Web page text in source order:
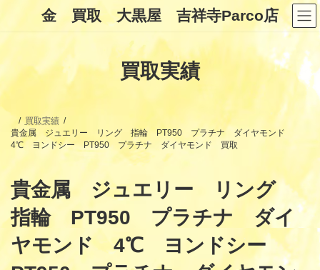
ン
キ
ッ
ー
に
移
金 買取 大黒屋 吉祥寺Parco店
買取実績
買取実績
貴金属 ジュエリー リング 指輪 PT950 プラチナ ダイヤモンド
4℃ ヨンドシー PT950 プラチナ ダイヤモンド 買取
貴金属 ジュエリー リング
指輪 PT950 プラチナ ダイ
ヤモンド 4℃ ヨンドシー